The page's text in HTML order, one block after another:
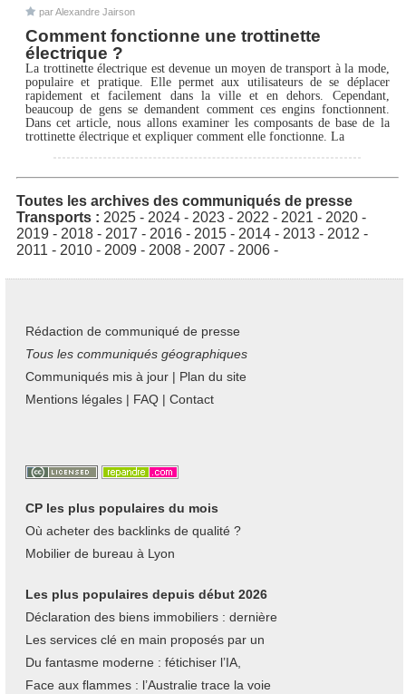
par Alexandre Jairson
Comment fonctionne une trottinette
électrique ?
La trottinette électrique est devenue un moyen de transport à la mode,
populaire et pratique. Elle permet aux utilisateurs de se déplacer
rapidement et facilement dans la ville et en dehors. Cependant,
beaucoup de gens se demandent comment ces engins fonctionnent.
Dans cet article, nous allons examiner les composants de base de la
trottinette électrique et expliquer comment elle fonctionne. La
Toutes les archives des communiqués de presse
Transports : 2025 - 2024 - 2023 - 2022 - 2021 - 2020 -
2019 - 2018 - 2017 - 2016 - 2015 - 2014 - 2013 - 2012 -
2011 - 2010 - 2009 - 2008 - 2007 - 2006 -
Rédaction de communiqué de presse
Tous les communiqués géographiques
Communiqués mis à jour | Plan du site
Mentions légales | FAQ | Contact
CP les plus populaires du mois
Où acheter des backlinks de qualité ?
Mobilier de bureau à Lyon
Les plus populaires depuis début 2026
Déclaration des biens immobiliers : dernière
Les services clé en main proposés par un
Du fantasme moderne : fétichiser l’IA,
Face aux flammes : l’Australie trace la voie